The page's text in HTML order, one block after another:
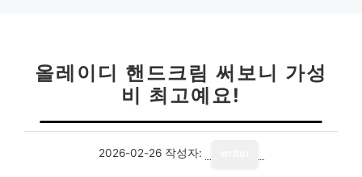
올레이디 핸드크림 써보니 가성
비 최고예요!
2026-02-26 작성자: